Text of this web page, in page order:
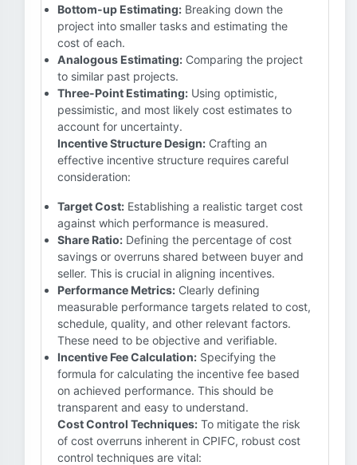
Bottom-up Estimating: Breaking down the
project into smaller tasks and estimating the
cost of each.
Analogous Estimating: Comparing the project
to similar past projects.
Three-Point Estimating: Using optimistic,
pessimistic, and most likely cost estimates to
account for uncertainty.
Incentive Structure Design: Crafting an
effective incentive structure requires careful
consideration:
Target Cost: Establishing a realistic target cost
against which performance is measured.
Share Ratio: Defining the percentage of cost
savings or overruns shared between buyer and
seller. This is crucial in aligning incentives.
Performance Metrics: Clearly defining
measurable performance targets related to cost,
schedule, quality, and other relevant factors.
These need to be objective and verifiable.
Incentive Fee Calculation: Specifying the
formula for calculating the incentive fee based
on achieved performance. This should be
transparent and easy to understand.
Cost Control Techniques: To mitigate the risk
of cost overruns inherent in CPIFC, robust cost
control techniques are vital: